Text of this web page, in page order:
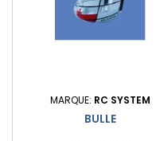
MARQUE: RC SYSTEM
BULLE